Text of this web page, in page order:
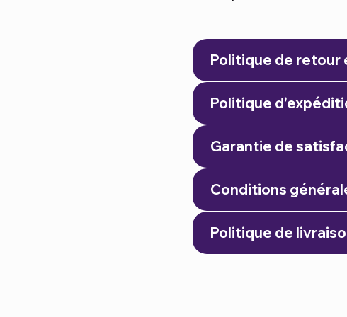
Politique de
Politique
Garantie de
Conditions
Politique de